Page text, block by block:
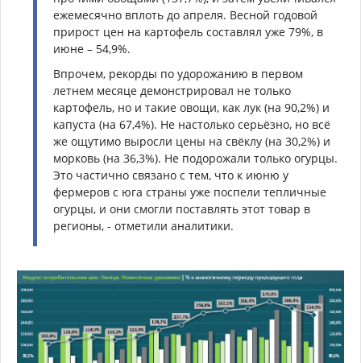
ежемесячно вплоть до апреля. Весной годовой
прирост цен на картофель составлял уже 79%, в
июне – 54,9%.
Впрочем, рекорды по удорожанию в первом
летнем месяце демонстрировал не только
картофель, но и такие овощи, как лук (на 90,2%) и
капуста (на 67,4%). Не настолько серьёзно, но всё
же ощутимо выросли цены на свёклу (на 30,2%) и
морковь (на 36,3%). Не подорожали только огурцы.
Это частично связано с тем, что к июню у
фермеров с юга страны уже поспели тепличные
огурцы, и они смогли поставлять этот товар в
регионы, - отметили аналитики.